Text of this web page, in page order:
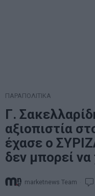
ΠΑΡΑΠΟΛΙΤΙΚΑ
Γ.
αξιοπιστία
έχασε ο
δεν μπορεί να
marketnews Team